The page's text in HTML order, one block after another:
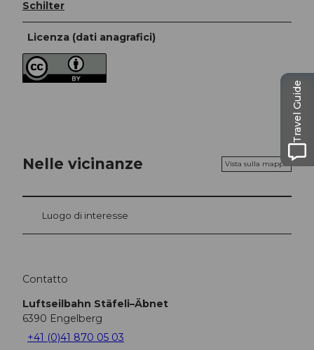
Schilter
Licenza (dati anagrafici)
Nelle vicinanze Vista sulla mappa
Luogo di interesse
Contatto
Luftseilbahn Stäfeli–Äbnet
6390 Engelberg
+41 (0)41 870 05 03
Travel Guide